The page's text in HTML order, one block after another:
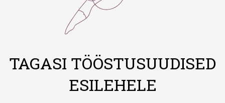
TAGASI TÖÖSTUSUUDISED
ESILEHELE